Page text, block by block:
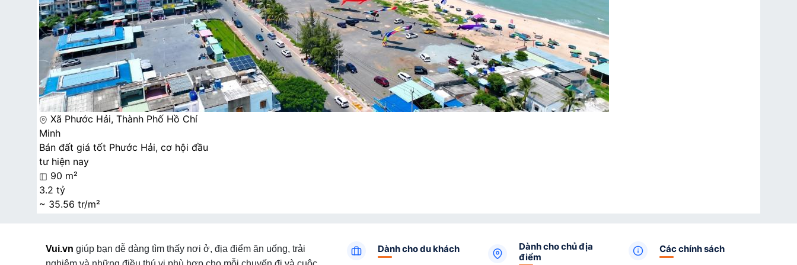
Xã Phước Hải, Thành Phố Hồ Chí
Minh
Bán đất giá tốt Phước Hải, cơ hội đầu
tư hiện nay
90 m²
3.2 tỷ
~ 35.56 tr/m²
Vui.vn giúp bạn dễ dàng tìm thấy nơi ở, địa điểm ăn uống, trải
Dành cho du khách
Dành cho chủ địa
điểm
Các chính sách